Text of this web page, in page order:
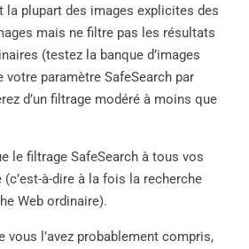
la plupart des images explicites des
mais ne filtre pas les résultats
(testez la banque d’images
votre paramètre SafeSearch par
d’un filtrage modéré à moins que
le filtrage SafeSearch à tous vos
à-dire à la fois la recherche
Web ordinaire).
vous l’avez probablement compris,